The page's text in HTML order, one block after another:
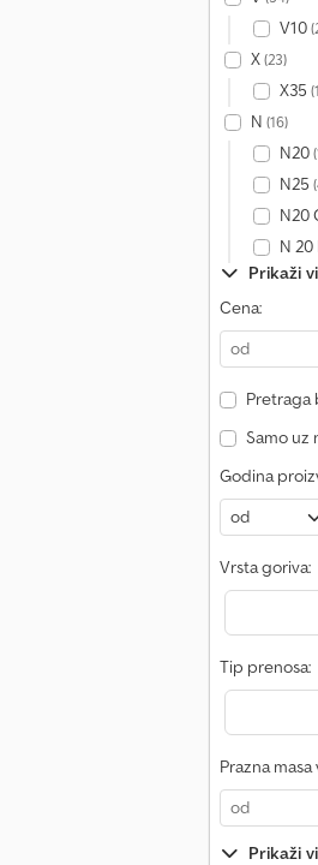
V10
X(23)
X35
N (16)
N20
N25
N20
N 20
Prikaži
Cena:
Pretraga
Samo uz
Godina
Vrsta goriva:
Tip prenosa:
Prazna
Prikaži
Linde